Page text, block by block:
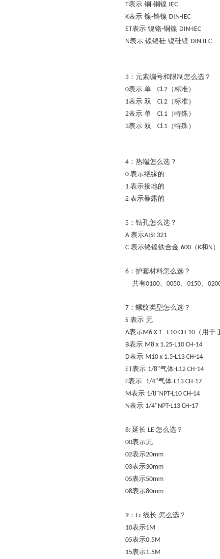
T表示 铜-铜镍 IEC
K表示 镍-铬镍 DIN-IEC
ET表示 镍铬-铜镍 DIN-IEC
N表示 镍铬硅-镍硅镁 DIN IEC
3 ：元素编号和限制怎么选？
0表示 单 Cl.2 （标准）
1表示 双 Cl.2 （标准）
2表示 单 Cl.1 （特殊）
3表示 双 Cl.1 （特殊）
4 ：热端怎么选？
0 表示绝缘的
1 表示接地的
2 表示暴露的
5 ：钻孔怎么选？
A 表示AISI 321
C 表示铬镍铁合金 600 （K和 N ）
6 ：护套材料怎么选？
共有0100、 0050、 0150、
7 ：螺纹类型怎么选？
S 表示 无
A表示M6 X 1 - L10 CH-10 （用于
B表示 M8 x 1.25-L10 CH-14
D表示 M10 x 1.5-L13 CH-14
ET表示 1/8"气体-L12 CH-14
F表示 1/4"气体-L13 CH-17
M表示 1/8"NPT-L10 CH-14
N表示 1/4"NPT-L13 CH-17
8: 延长 LE 怎么选？
00表示无
02表示20mm
03表示30mm
05表示50mm
08表示80mm
9 ： Lc 线长 怎么选？
10表示1M
05表示0.5M
15表示1.5M